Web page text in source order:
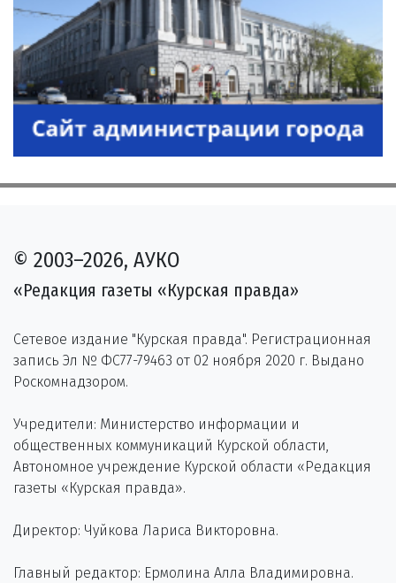
© 2003–2026, АУКО
«Редакция газеты «Курская правда»
Сетевое издание "Курская правда". Регистрационная
запись Эл № ФС77-79463 от 02 ноября 2020 г. Выдано
Роскомнадзором.
Учредители: Министерство информации и
общественных коммуникаций Курской области,
Автономное учреждение Курской области «Редакция
газеты «Курская правда».
Директор: Чуйкова Лариса Викторовна.
Главный редактор: Ермолина Алла Владимировна.